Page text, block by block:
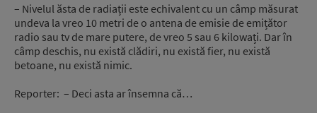
– Nivelul ăsta de radiații este echivalent cu un câmp măsurat
undeva la vreo 10 metri de o antena de emisie de emițător
radio sau tv de mare putere, de vreo 5 sau 6 kilowați. Dar în
câmp deschis, nu există clădiri, nu există fier, nu există
betoane, nu există nimic.
Reporter: – Deci asta ar însemna că…